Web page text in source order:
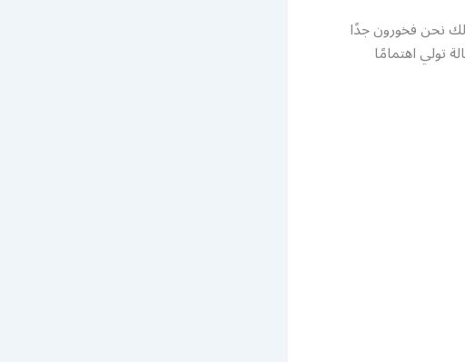
نحن فخورون جدًا
تولي اهتمامًا